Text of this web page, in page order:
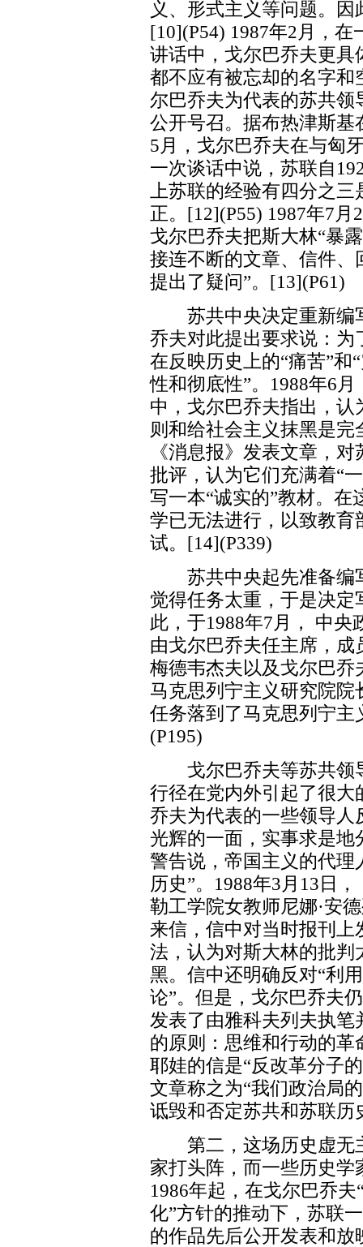
义、形式主义等问题。
[10](P54) 1987年2月，
讲话中，戈尔巴乔夫更具
都不应有被忘却的名字和
尔巴乔夫为代表的苏共
公开号召。据布热津斯基
5月，戈尔巴乔夫在与匈
一次谈话中说，苏联自
上苏联的经验有四分之
正。[12](P55) 1987年7
戈尔巴乔夫把斯大林“暴
接连不断的文章、信件
提出了疑问”。[13](P61)
苏共中央决定重新编
乔夫对此提出要求说：
在反映历史上的“痛苦”和
性和彻底性”。1988年6
中，戈尔巴乔夫指出，认
则和给社会主义抹黑是
《消息报》发表文章，
批评，认为它们充满着“
写一本“诚实的”教材。
学已无法进行，以致教
试。[14](P339)
苏共中央起先准备编
觉得任务太重，于是决
此，于1988年7月， 中
由戈尔巴乔夫任主席，成
梅德韦杰夫以及戈尔巴
马克思列宁主义研究院院
任务落到了马克思列宁
(P195)
戈尔巴乔夫等苏共领
行径在党内外引起了很大
乔夫为代表的一些领导
光辉的一面，实事求是
警告说，帝国主义的代理
历史”。1988年3月13日
勒工学院女教师尼娜·安
来信，信中对当时报刊
法，认为对斯大林的批
黑。信中还明确反对“利
论”。但是，戈尔巴乔夫
发表了由雅科夫列夫执
的原则：思维和行动的
耶娃的信是“反改革分子
文章称之为“我们政治局
诋毁和否定苏共和苏联
第二，这场历史虚无
家打头阵，而一些历史
1986年起，在戈尔巴乔夫
化”方针的推动下，苏联
的作品先后公开发表和